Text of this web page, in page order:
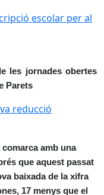
escolar per al
escolar per al
les jornades obertes
Parets
reducció
reducció
amb una
que aquest passat
baixada de la xifra
17 menys que el